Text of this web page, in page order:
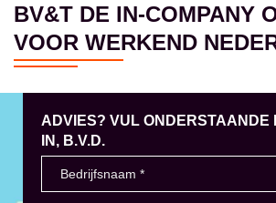
BV&T DE IN-COMPANY
VOOR WERKEND
ADVIES? VUL ONDERSTAANDE
IN, B.V.D.